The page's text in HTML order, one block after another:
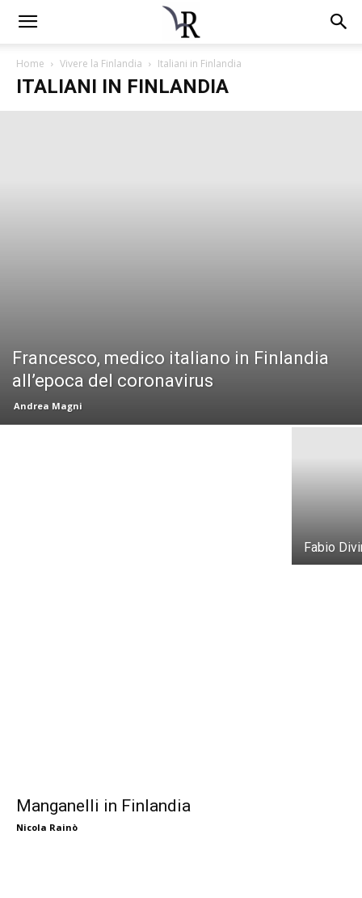
Home Vivere la Finlandia Italiani in Finlandia
ITALIANI IN FINLANDIA
Francesco, medico italiano in Finlandia
all’epoca del coronavirus
Andrea Magni
Pubblico, privato e privato-privato: un medico
italiano sul sistema sanitario finlandese
Fabio
Manganelli in Finlandia
Nicola Rainò